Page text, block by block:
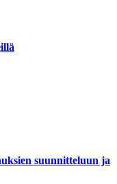
suunnitteluun ja